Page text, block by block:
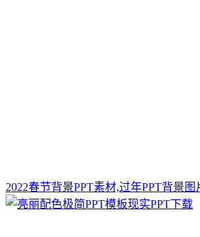
2022春节背景PPT素材,过年PPT背景图